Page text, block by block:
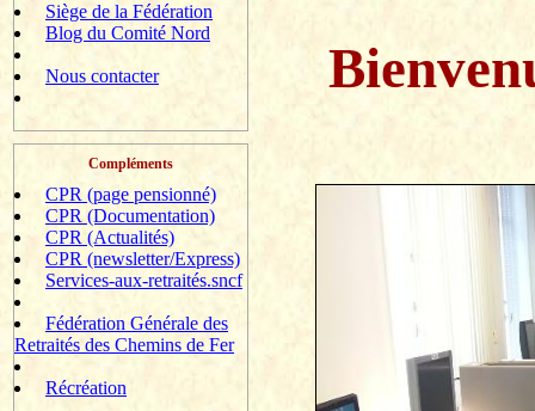
Siège de la Fédération
Blog du Comité Nord
Nous contacter
Compléments
CPR (page pensionné)
CPR (Documentation)
CPR (Actualités)
CPR (newsletter/Express)
Services-aux-retraités.sncf
Fédération Générale des
Retraités des Chemins de Fer
Récréation